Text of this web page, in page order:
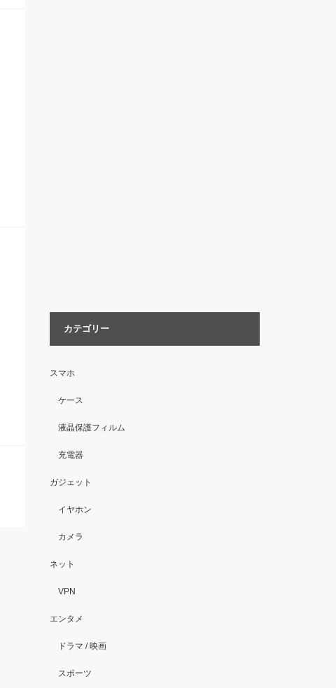
カテゴリー
スマホ
ケース
液晶保護フィルム
充電器
ガジェット
イヤホン
カメラ
ネット
VPN
エンタメ
ドラマ / 映画
スポーツ